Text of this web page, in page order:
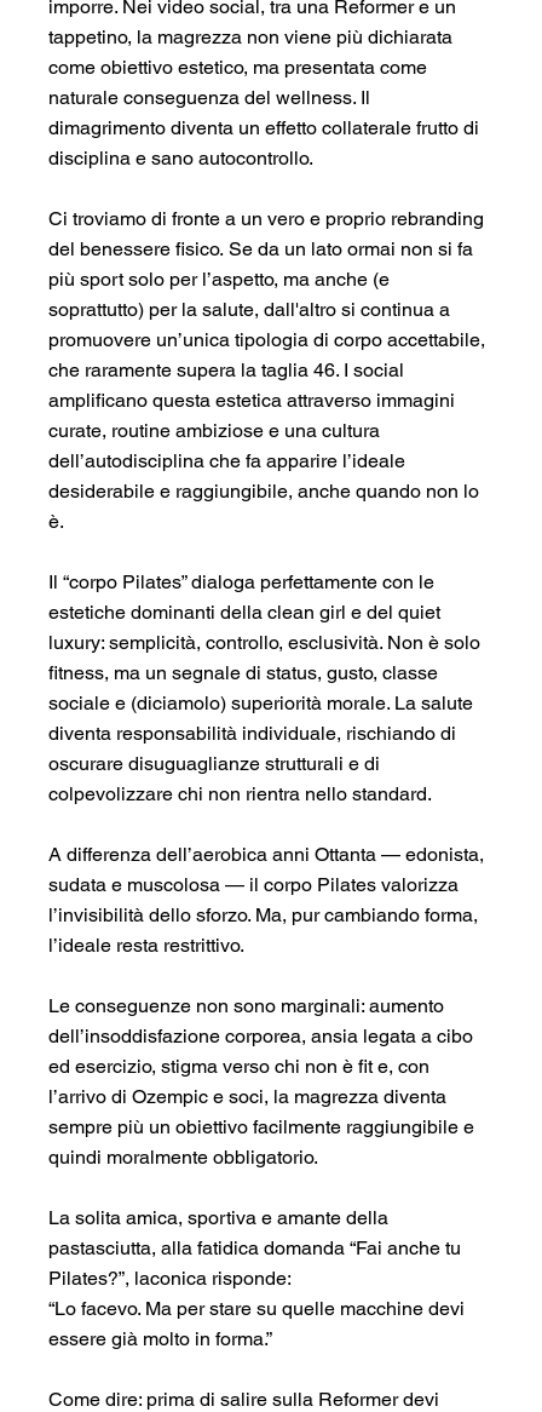
imporre. Nei video social, tra una Reformer e un
tappetino, la magrezza non viene più dichiarata
come obiettivo estetico, ma presentata come
naturale conseguenza del wellness. Il
dimagrimento diventa un effetto collaterale frutto di
disciplina e sano autocontrollo.
Ci troviamo di fronte a un vero e proprio rebranding
del benessere fisico. Se da un lato ormai non si fa
più sport solo per l’aspetto, ma anche (e
soprattutto) per la salute, dall'altro si continua a
promuovere un’unica tipologia di corpo accettabile,
che raramente supera la taglia 46. I social
amplificano questa estetica attraverso immagini
curate, routine ambiziose e una cultura
dell’autodisciplina che fa apparire l’ideale
desiderabile e raggiungibile, anche quando non lo
è.
Il “corpo Pilates” dialoga perfettamente con le
estetiche dominanti della clean girl e del quiet
luxury: semplicità, controllo, esclusività. Non è solo
fitness, ma un segnale di status, gusto, classe
sociale e (diciamolo) superiorità morale. La salute
diventa responsabilità individuale, rischiando di
oscurare disuguaglianze strutturali e di
colpevolizzare chi non rientra nello standard.
A differenza dell’aerobica anni Ottanta — edonista,
sudata e muscolosa — il corpo Pilates valorizza
l’invisibilità dello sforzo. Ma, pur cambiando forma,
l’ideale resta restrittivo.
Le conseguenze non sono marginali: aumento
dell’insoddisfazione corporea, ansia legata a cibo
ed esercizio, stigma verso chi non è fit e, con
l’arrivo di Ozempic e soci, la magrezza diventa
sempre più un obiettivo facilmente raggiungibile e
quindi moralmente obbligatorio.
La solita amica, sportiva e amante della
pastasciutta, alla fatidica domanda “Fai anche tu
Pilates?”, laconica risponde:
“Lo facevo. Ma per stare su quelle macchine devi
essere già molto in forma.”
Come dire: prima di salire sulla Reformer devi